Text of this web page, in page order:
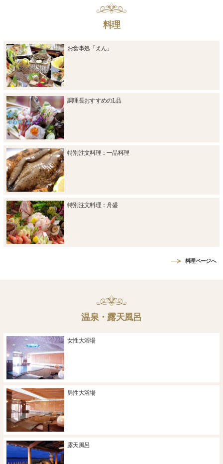
料理
お食事処「えん」
調理長おすすめの1品
特別注文料理：一品料理
特別注文料理：舟盛
料理ページへ
温泉・露天風呂
女性大浴場
男性大浴場
露天風呂